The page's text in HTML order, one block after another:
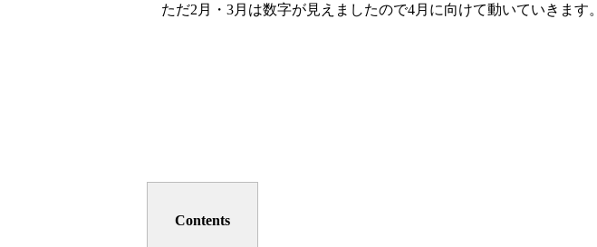
ただ2月・3月は数字が見えましたので4月に向けて動いていきます。
Contents